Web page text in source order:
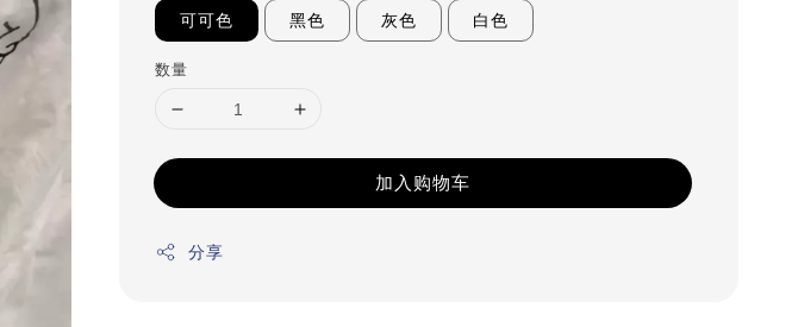
可可色 黑色 灰色 白色
数量
加入购物车
分享